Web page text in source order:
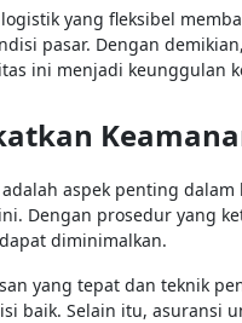
yang fleksibel
pasar. Dengan
ini menjadi keunggulan
aspek penting
Dengan prosedur yang
diminimalkan.
yang tepat dan teknik
baik. Selain itu, asuransi